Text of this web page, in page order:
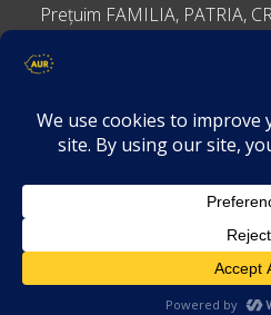
Prețuim FAMILIA, PATRIA,
VINO
Descarcă aplicația
Termeni și condiții